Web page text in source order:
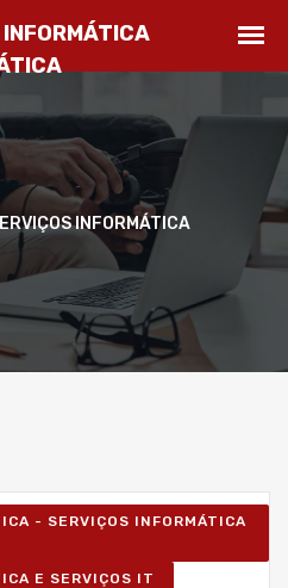
INFORMÁTICA
- SERVIÇOS INFORMÁTICA
E SERVIÇOS IT